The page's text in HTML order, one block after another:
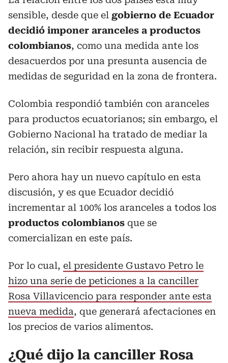
sensible, desde que el gobierno de Ecuador
decidió imponer aranceles a productos
colombianos, como una medida ante los
desacuerdos por una presunta ausencia de
medidas de seguridad en la zona de frontera.
Colombia respondió también con aranceles
para productos ecuatorianos; sin embargo, el
Gobierno Nacional ha tratado de mediar la
relación, sin recibir respuesta alguna.
Pero ahora hay un nuevo capítulo en esta
discusión, y es que Ecuador decidió
incrementar al 100% los aranceles a todos los
productos colombianos que se
comercializan en este país.
Por lo cual, el presidente Gustavo Petro le
hizo una serie de peticiones a la canciller
Rosa Villavicencio para responder ante esta
nueva medida, que generará afectaciones en
los precios de varios alimentos.
¿Qué dijo la canciller Rosa